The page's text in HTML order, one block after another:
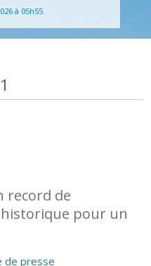
à 05h55
record de
pour un
de presse